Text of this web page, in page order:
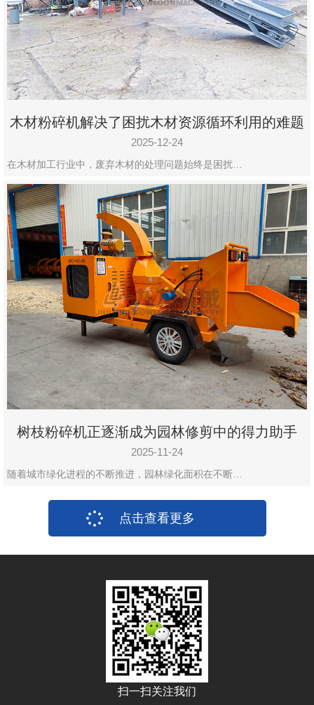
木材粉碎机解决了困扰木材资源循环利用的难题
2025-12-24
在木材加工行业中，废弃木材的处理问题始终是困扰…
树枝粉碎机正逐渐成为园林修剪中的得力助手
2025-11-24
随着城市绿化进程的不断推进，园林绿化面积在不断…
点击查看更多
扫一扫关注我们